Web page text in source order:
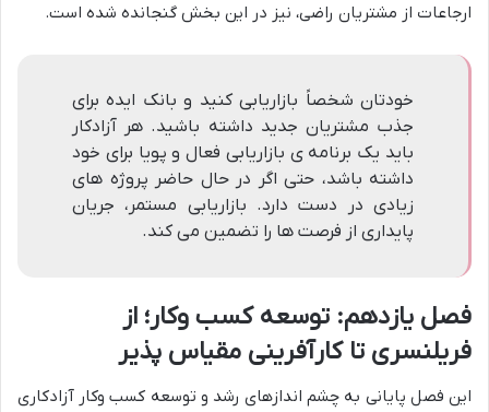
ارجاعات از مشتریان راضی، نیز در این بخش گنجانده شده است.
خودتان شخصاً بازاریابی کنید و بانک ایده برای
جذب مشتریان جدید داشته باشید. هر آزادکار
باید یک برنامه ی بازاریابی فعال و پویا برای خود
داشته باشد، حتی اگر در حال حاضر پروژه های
زیادی در دست دارد. بازاریابی مستمر، جریان
پایداری از فرصت ها را تضمین می کند.
فصل یازدهم: توسعه کسب وکار؛ از
فریلنسری تا کارآفرینی مقیاس پذیر
این فصل پایانی به چشم اندازهای رشد و توسعه کسب وکار آزادکاری